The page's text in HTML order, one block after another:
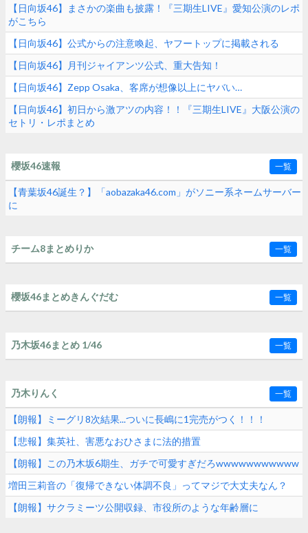
【日向坂46】まさかの楽曲も披露！『三期生LIVE』愛知公演のレポ
がこちら
【日向坂46】公式からの注意喚起、ヤフートップに掲載される
【日向坂46】月刊ジャイアンツ公式、重大告知！
【日向坂46】Zepp Osaka、客席が想像以上にヤバい…
【日向坂46】初日から激アツの内容！！『三期生LIVE』大阪公演の
セトリ・レポまとめ
櫻坂46速報 一覧
【青葉坂46誕生？】「aobazaka46.com」がソニー系ネームサーバー
に
チーム8まとめりか 一覧
櫻坂46まとめきんぐだむ 一覧
乃木坂46まとめ 1/46 一覧
乃木りんく 一覧
【朗報】ミーグリ8次結果...ついに長嶋に1完売がつく！！！
【悲報】集英社、害悪なおひさまに法的措置
【朗報】この乃木坂6期生、ガチで可愛すぎだろwwwwwwwwwww
増田三莉音の「復帰できない体調不良」ってマジで大丈夫なん？
【朗報】サクラミーツ公開収録、市役所のような年齢層に